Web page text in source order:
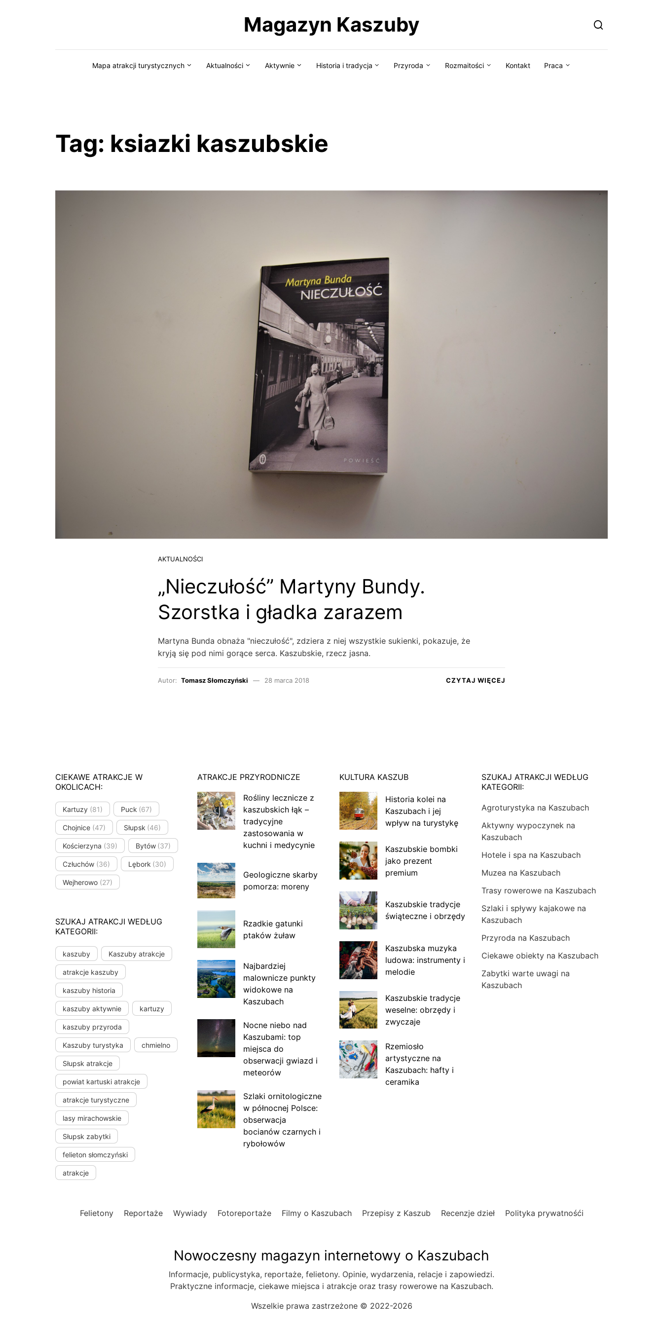
Magazyn Kaszuby
Mapa atrakcji turystycznych Aktualności Aktywnie Historia i tradycja Przyroda Rozmaitości Kontakt Praca
Tag: ksiazki kaszubskie
AKTUALNOŚCI
„Nieczułość” Martyny Bundy.
Szorstka i gładka zarazem
Martyna Bunda obnaża "nieczułość", zdziera z niej wszystkie sukienki, pokazuje, że
kryją się pod nimi gorące serca. Kaszubskie, rzecz jasna.
Autor: Tomasz Słomczyński 28 marca 2018 CZYTAJ WIĘCEJ
CIEKAWE ATRAKCJE W
OKOLICACH:
Kartuzy (81) Puck (67)
Chojnice (47) Słupsk (46)
Kościerzyna (39) Bytów (37)
Człuchów (36) Lębork (30)
Wejherowo (27)
SZUKAJ ATRAKCJI WEDŁUG
KATEGORII:
kaszuby Kaszuby atrakcje
atrakcje kaszuby
kaszuby historia
kaszuby aktywnie kartuzy
kaszuby przyroda
Kaszuby turystyka chmielno
Słupsk atrakcje
powiat kartuski atrakcje
atrakcje turystyczne
lasy mirachowskie
Słupsk zabytki
felieton słomczyński
atrakcje
ATRAKCJE PRZYRODNICZE
Rośliny lecznicze z
kaszubskich łąk –
tradycyjne
zastosowania w
kuchni i medycynie
Geologiczne skarby
pomorza: moreny
Rzadkie gatunki
ptaków żuław
Najbardziej
malownicze punkty
widokowe na
Kaszubach
Nocne niebo nad
Kaszubami: top
miejsca do
obserwacji gwiazd i
meteorów
Szlaki ornitologiczne
w północnej Polsce:
obserwacja
bocianów czarnych i
rybołowów
KULTURA KASZUB
Historia kolei na
Kaszubach i jej
wpływ na turystykę
Kaszubskie bombki
jako prezent
premium
Kaszubskie tradycje
świąteczne i obrzędy
Kaszubska muzyka
ludowa: instrumenty i
melodie
Kaszubskie tradycje
weselne: obrzędy i
zwyczaje
Rzemiosło
artystyczne na
Kaszubach: hafty i
ceramika
SZUKAJ ATRAKCJI WEDŁUG
KATEGORII:
Agroturystyka na Kaszubach
Aktywny wypoczynek na
Kaszubach
Hotele i spa na Kaszubach
Muzea na Kaszubach
Trasy rowerowe na Kaszubach
Szlaki i spływy kajakowe na
Kaszubach
Przyroda na Kaszubach
Ciekawe obiekty na Kaszubach
Zabytki warte uwagi na
Kaszubach
Felietony Reportaże Wywiady Fotoreportaże Filmy o Kaszubach Przepisy z Kaszub Recenzje dzieł Polityka prywatnośći
Nowoczesny magazyn internetowy o Kaszubach
Informacje, publicystyka, reportaże, felietony. Opinie, wydarzenia, relacje i zapowiedzi.
Praktyczne informacje, ciekawe miejsca i atrakcje oraz trasy rowerowe na Kaszubach.
Wszelkie prawa zastrzeżone © 2022-2026